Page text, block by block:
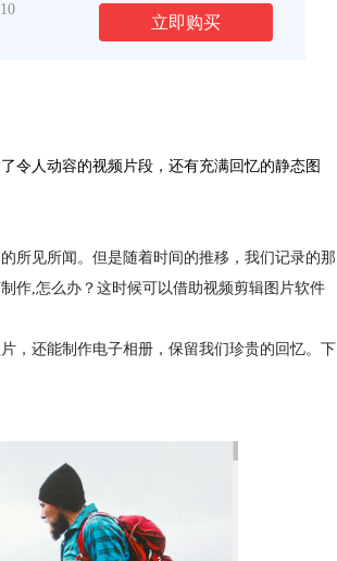
立即购买
令人动容的视频片段，还有充满回忆的静态图
所见所闻。但是随着时间的推移，我们记录的那
作,怎么办？这时候可以借助视频剪辑图片软件
，还能制作电子相册，保留我们珍贵的回忆。下